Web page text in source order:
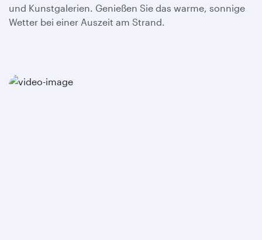
und Kunstgalerien. Genießen Sie das warme, sonnige
Wetter bei einer Auszeit am Strand.